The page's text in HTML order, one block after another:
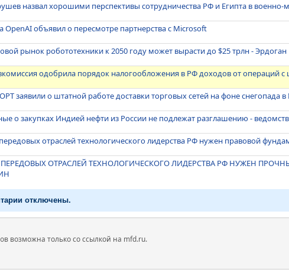
назвал хорошими перспективы сотрудничества РФ и Египта в военно-
OpenAI объявил о пересмотре партнерства с Microsoft
рынок робототехники к 2050 году может вырасти до $25 трлн - Эрдоган
одобрила порядок налогообложения в РФ доходов от операций
заявили о штатной работе доставки торговых сетей на фоне снегопада
о закупках Индией нефти из России не подлежат разглашению -
отраслей технологического лидерства РФ нужен правовой
ОТРАСЛЕЙ ТЕХНОЛОГИЧЕСКОГО ЛИДЕРСТВА РФ НУЖЕН
отключены.
возможна только со ссылкой на mfd.ru.